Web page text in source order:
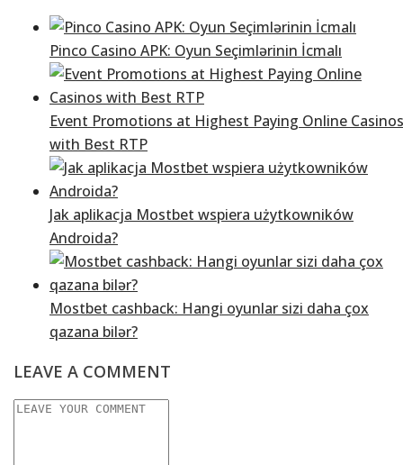
Pinco Casino APK: Oyun Seçimlərinin İcmalı
Event Promotions at Highest Paying Online Casinos
with Best RTP
Jak aplikacja Mostbet wspiera użytkowników
Androida?
Mostbet cashback: Hangi oyunlar sizi daha çox
qazana bilər?
LEAVE A COMMENT